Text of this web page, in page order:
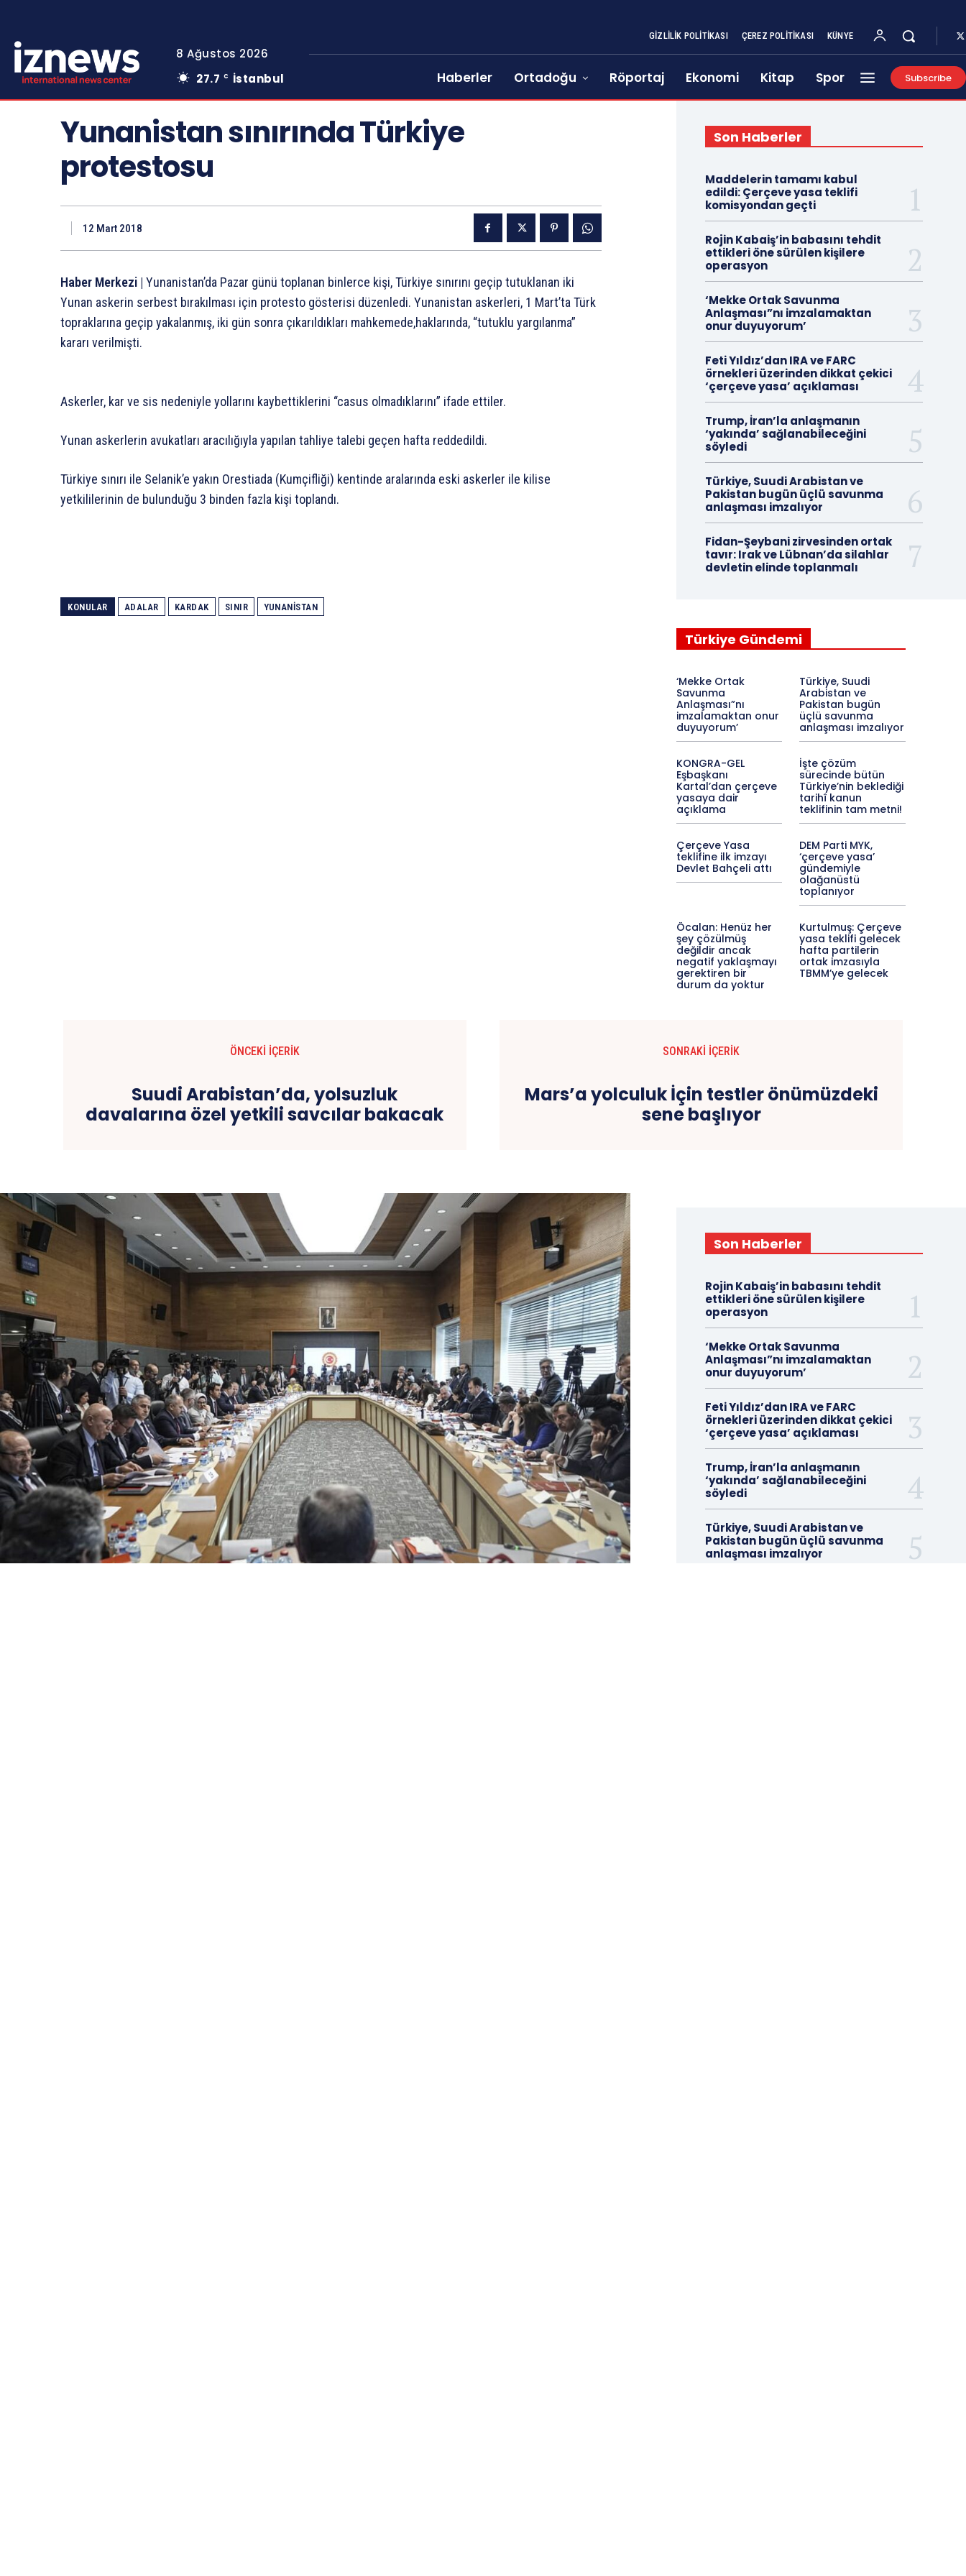
8 Ağustos 2026
27.7 C İstanbul
GIZLILIK POLITIKASI ÇEREZ POLITIKASI KÜNYE
Haberler Ortadoğu Röportaj Ekonomi Kitap Spor Subscribe
Yunanistan sınırında Türkiye
protestosu
12 Mart 2018
Haber Merkezi | Yunanistan’da Pazar günü toplanan binlerce kişi, Türkiye sınırını geçip tutuklanan iki
Yunan askerin serbest bırakılması için protesto gösterisi düzenledi. Yunanistan askerleri, 1 Mart’ta Türk
topraklarına geçip yakalanmış, iki gün sonra çıkarıldıkları mahkemede,haklarında, “tutuklu yargılanma”
kararı verilmişti.
Askerler, kar ve sis nedeniyle yollarını kaybettiklerini “casus olmadıklarını” ifade ettiler.
Yunan askerlerin avukatları aracılığıyla yapılan tahliye talebi geçen hafta reddedildi.
Türkiye sınırı ile Selanik’e yakın Orestiada (Kumçifliği) kentinde aralarında eski askerler ile kilise
yetkililerinin de bulunduğu 3 binden fazla kişi toplandı.
KONULAR ADALAR KARDAK SINIR YUNANISTAN
Son Haberler
Maddelerin tamamı kabul
edildi: Çerçeve yasa teklifi
komisyondan geçti
Rojin Kabaiş’in babasını tehdit
ettikleri öne sürülen kişilere
operasyon
‘Mekke Ortak Savunma
Anlaşması”nı imzalamaktan
onur duyuyorum’
Feti Yıldız’dan IRA ve FARC
örnekleri üzerinden dikkat çekici
‘çerçeve yasa’ açıklaması
Trump, İran’la anlaşmanın
‘yakında’ sağlanabileceğini
söyledi
Türkiye, Suudi Arabistan ve
Pakistan bugün üçlü savunma
anlaşması imzalıyor
Fidan-Şeybani zirvesinden ortak
tavır: Irak ve Lübnan’da silahlar
devletin elinde toplanmalı
Türkiye Gündemi
‘Mekke Ortak
Savunma
Anlaşması”nı
imzalamaktan onur
duyuyorum’
Türkiye, Suudi
Arabistan ve
Pakistan bugün
üçlü savunma
anlaşması imzalıyor
KONGRA-GEL
Eşbaşkanı
Kartal’dan çerçeve
yasaya dair
açıklama
İşte çözüm
sürecinde bütün
Türkiye’nin beklediği
tarihî kanun
teklifinin tam metni!
Çerçeve Yasa
teklifine ilk imzayı
Devlet Bahçeli attı
DEM Parti MYK,
‘çerçeve yasa’
gündemiyle
olağanüstü
toplanıyor
Öcalan: Henüz her
şey çözülmüş
değildir ancak
negatif yaklaşmayı
gerektiren bir
durum da yoktur
Kurtulmuş: Çerçeve
yasa teklifi gelecek
hafta partilerin
ortak imzasıyla
TBMM’ye gelecek
ÖNCEKI İÇERIK
Suudi Arabistan’da, yolsuzluk
davalarına özel yetkili savcılar bakacak
SONRAKI İÇERIK
Mars’a yolculuk İçin testler önümüzdeki
sene başlıyor